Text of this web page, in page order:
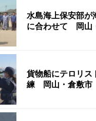
水島海上保安部
に合わせて 岡山
貨物船にテロリ
練 岡山・倉敷市